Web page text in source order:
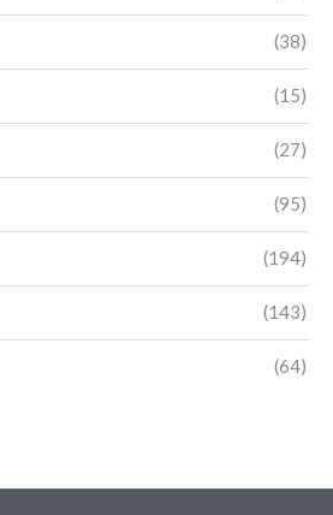
(38)
(15)
(27)
(95)
(194)
(143)
(64)